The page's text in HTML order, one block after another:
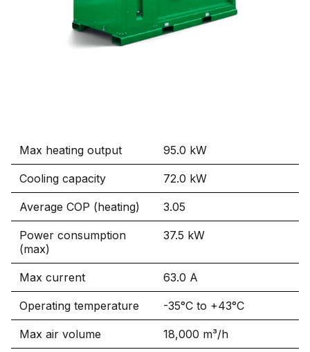
Max heating output 95.0 kW
Cooling capacity 72.0 kW
Average COP (heating) 3.05
Power consumption
(max)
37.5 kW
Max current 63.0 A
Operating temperature -35°C to +43°C
Max air volume 18,000 m³/h